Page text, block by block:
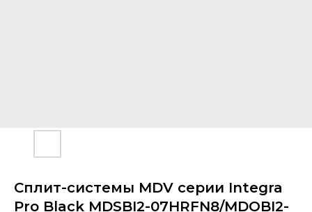
Сплит-системы MDV серии Integra
Pro Black MDSBI2-07HRFN8/MDOBI2-